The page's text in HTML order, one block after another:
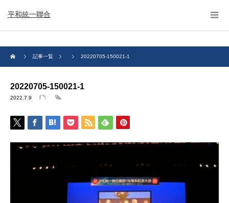
平和統一聯合
記事一覧 20220705-150021-1
20220705-150021-1
2022.7.9